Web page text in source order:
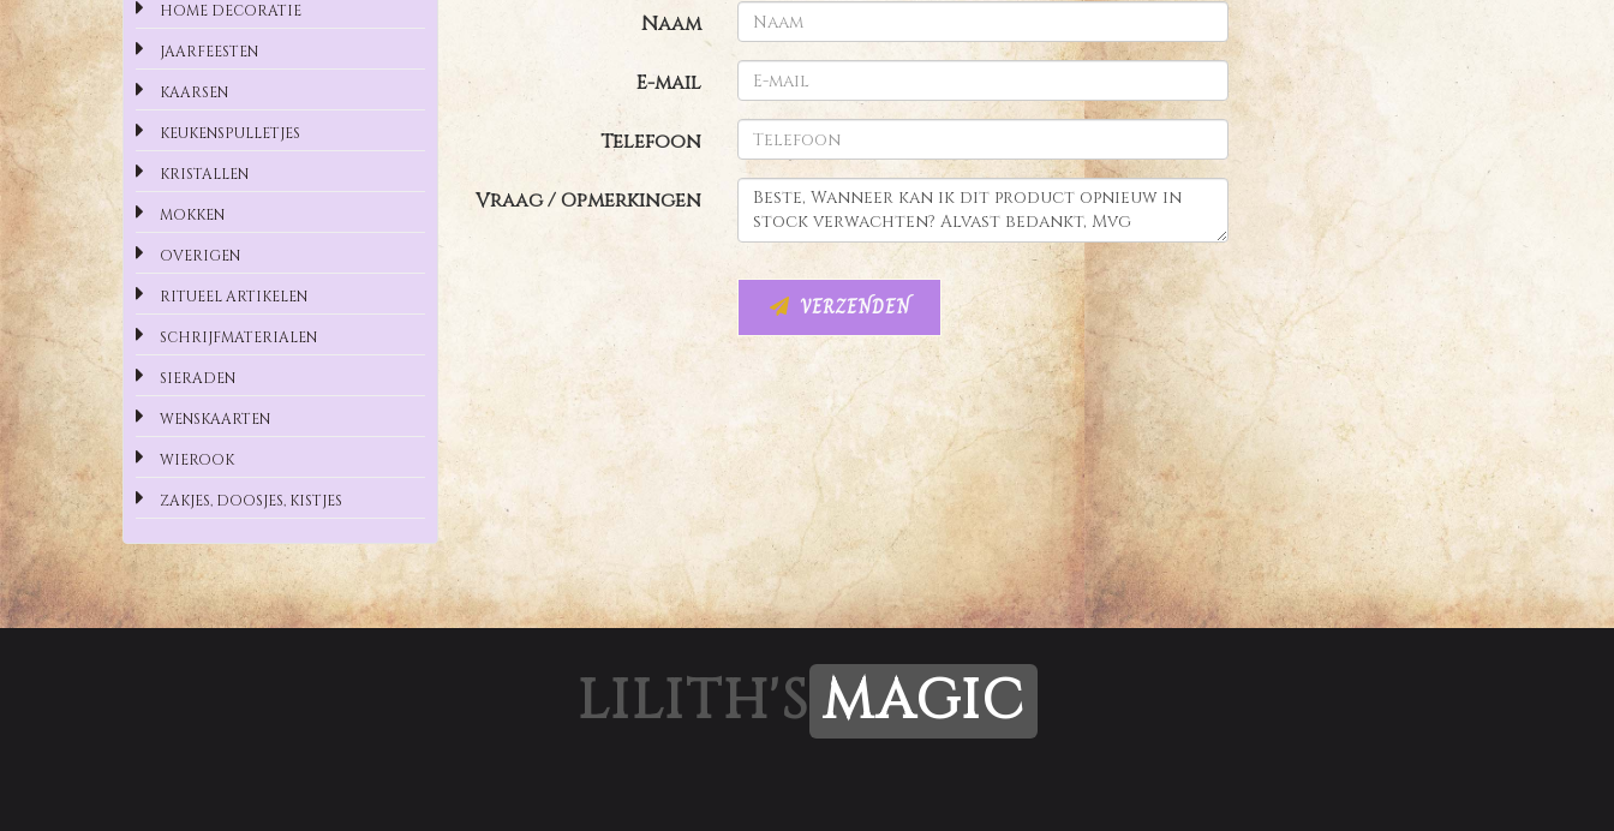
Naam
E-mail
Telefoon
Vraag / Opmerkingen
VERZENDEN
HOME DECORATIE
JAARFEESTEN
KAARSEN
KEUKENSPULLETJES
KRISTALLEN
MOKKEN
OVERIGEN
RITUEEL ARTIKELEN
SCHRIJFMATERIALEN
SIERADEN
WENSKAARTEN
WIEROOK
ZAKJES, DOOSJES, KISTJES
LILITH'S MAGIC